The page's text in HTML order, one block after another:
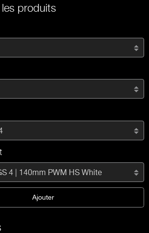
produits
4 | 140mm PWM HS White
Ajouter